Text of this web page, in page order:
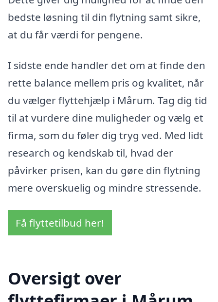
bedste løsning til din flytning samt sikre,
at du får værdi for pengene.
I sidste ende handler det om at finde den
rette balance mellem pris og kvalitet, når
du vælger flyttehjælp i Mårum. Tag dig tid
til at vurdere dine muligheder og vælg et
firma, som du føler dig tryg ved. Med lidt
research og kendskab til, hvad der
påvirker prisen, kan du gøre din flytning
mere overskuelig og mindre stressende.
Få flyttetilbud her!
Oversigt over